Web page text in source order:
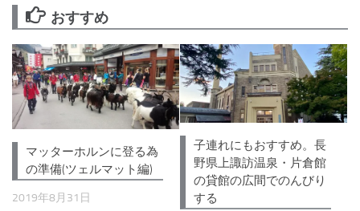
おすすめ
マッターホルンに登る為
の準備(ツェルマット編)
2019年8月31日
子連れにもおすすめ。長
野県上諏訪温泉・片倉館
の貸館の広間でのんびり
する